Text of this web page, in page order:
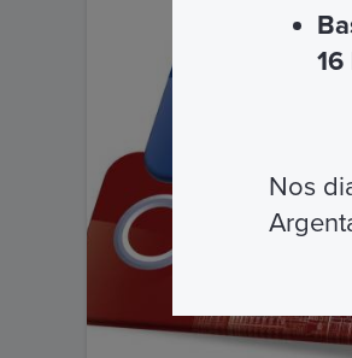
16
Nos